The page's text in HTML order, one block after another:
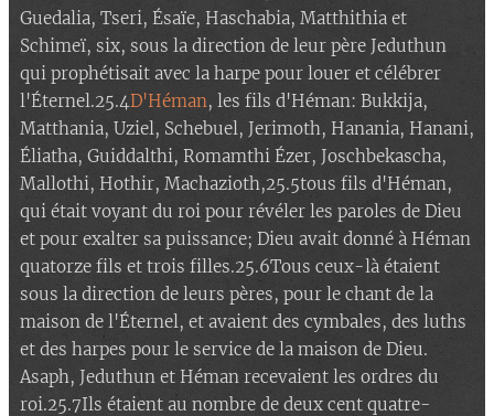
Guedalia, Tseri, Ésaïe, Haschabia, Matthithia et
Schimeï, six, sous la direction de leur père Jeduthun
qui prophétisait avec la harpe pour louer et célébrer
l'Éternel.25.4D'Héman, les fils d'Héman: Bukkija,
Matthania, Uziel, Schebuel, Jerimoth, Hanania, Hanani,
Éliatha, Guiddalthi, Romamthi Ézer, Joschbekascha,
Mallothi, Hothir, Machazioth,25.5tous fils d'Héman,
qui était voyant du roi pour révéler les paroles de Dieu
et pour exalter sa puissance; Dieu avait donné à Héman
quatorze fils et trois filles.25.6Tous ceux-là étaient
sous la direction de leurs pères, pour le chant de la
maison de l'Éternel, et avaient des cymbales, des luths
et des harpes pour le service de la maison de Dieu.
Asaph, Jeduthun et Héman recevaient les ordres du
roi.25.7Ils étaient au nombre de deux cent quatre-